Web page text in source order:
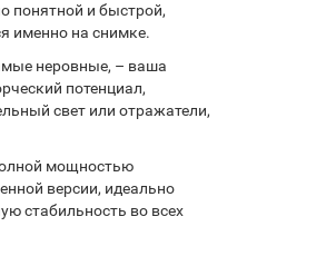
понятной и быстрой,
именно на снимке.
неровные, – ваша
потенциал,
свет или отражатели,
мощностью
версии, идеально
стабильность во всех